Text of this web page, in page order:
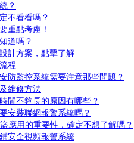
？
不看看嗎？
重點考慮！
道嗎？
計方案，點擊了解
程
防監控系統需要注意那些問題？
維修方法
間不夠長的原因有哪些？
安裝聯網報警系統嗎？
應用的重要性，確定不想了解嗎？
安全視頻報警系統